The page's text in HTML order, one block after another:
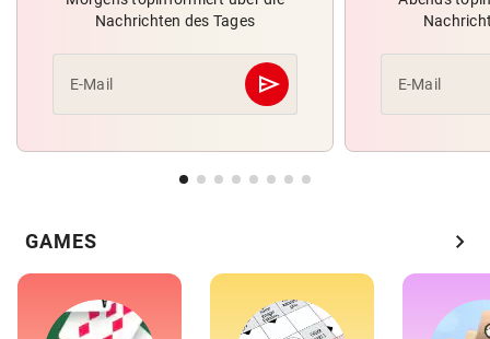
Nachrichten des Tages
E-Mail send
Abschicken E-Mail
GAMES chevron_right